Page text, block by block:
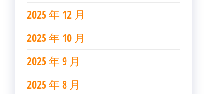
2025 年 12 月
2025 年 10 月
2025 年 9 月
2025 年 8 月